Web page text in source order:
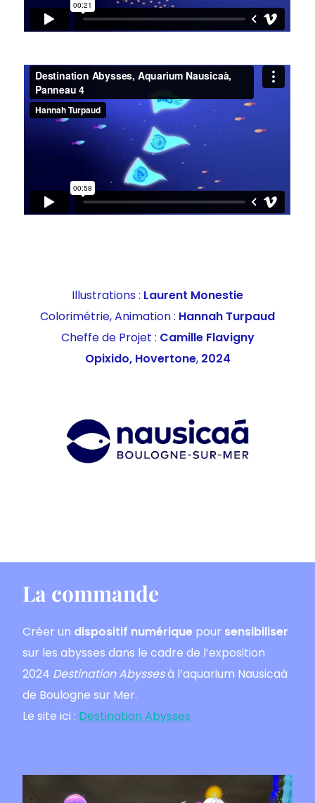
Illustrations : Laurent Monestie
Colorimétrie, Animation : Hannah Turpaud
Cheffe de Projet : Camille Flavigny
Opixido, Hovertone, 2024
La commande
Créer un dispositif numérique pour sensibiliser
sur les abysses dans le cadre de l’exposition
2024 Destination Abyssesà l’aquarium Nausicaà
de Boulogne sur Mer.
Le site ici : Destination Abysses